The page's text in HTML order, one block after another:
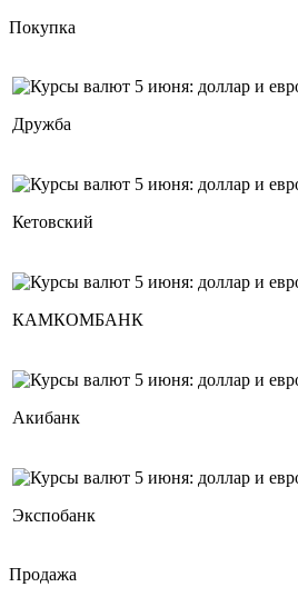
Покупка
Дружба
Кетовский
КАМКОМБАНК
Акибанк
Экспобанк
Продажа